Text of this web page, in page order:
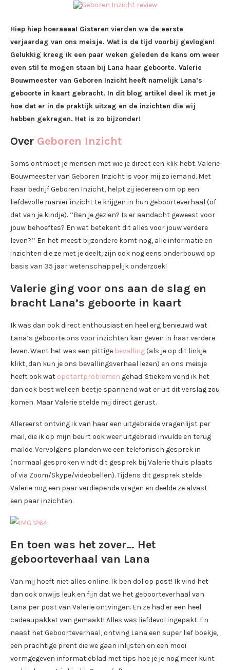
Hiep hiep hoeraaaa! Gisteren vierden we de eerste
verjaardag van ons meisje. Wat is de tijd voorbij gevlogen!
Gelukkig kreeg ik een paar weken geleden de kans om weer
even stil te mogen staan bij Lana haar geboorte. Valerie
Bouwmeester van Geboren Inzicht heeft namelijk Lana’s
geboorte in kaart gebracht. In dit blog artikel deel ik met je
hoe dat er in de praktijk uitzag en de inzichten die wij
hebben gekregen. Het is zo bijzonder!
Over Geboren Inzicht
Soms ontmoet je mensen met wie je direct een klik hebt. Valerie
Bouwmeester van Geboren Inzicht is voor mij zo iemand. Met
haar bedrijf Geboren Inzicht, helpt zij iedereen om op een
liefdevolle manier inzicht te krijgen in hun geboorteverhaal (of
dat van je kindje). ‘’Ben je gezien? Is er aandacht geweest voor
jouw behoeftes? En wat betekent dit alles voor jouw verdere
leven?’’ En het meest bijzondere komt nog, alle informatie en
inzichten die ze met je deelt, zijn ook nog eens onderbouwd op
basis van 35 jaar wetenschappelijk onderzoek!
Valerie ging voor ons aan de slag en
bracht Lana’s geboorte in kaart
Ik was dan ook direct enthousiast en heel erg benieuwd wat
Lana’s geboorte ons voor inzichten kan geven in haar verdere
leven. Want het was een pittige bevalling(als je op dit linkje
klikt, dan kun je ons bevallingsverhaal lezen) en ons meisje
heeft ook wat opstartproblemen gehad. Stiekem vond ik het
dan ook best wel een beetje spannend wat er uit dit verslag zou
komen. Maar Valerie stelde mij direct gerust.
Allereerst ontving ik van haar een uitgebreide vragenlijst per
mail, die ik op mijn beurt ook weer uitgebreid invulde en terug
mailde. Vervolgens planden we een telefonisch gesprek in
(normaal gesproken vindt dit gesprek bij Valerie thuis plaats
of via Zoom/Skype/videobellen). Tijdens dit gesprek stelde
Valerie nog een paar verdiepende vragen en deelde ze alvast
een paar inzichten.
En toen was het zover… Het
geboorteverhaal van Lana
Van mij hoeft niet alles online. Ik ben dol op post! Ik vind het
dan ook onwijs leuk en fijn dat we het geboorteverhaal van
Lana per post van Valerie ontvingen. En ze had er een heel
cadeaupakket van gemaakt! Alles was liefdevol ingepakt. En
naast het Geboorteverhaal, ontving Lana een super lief boekje,
een prachtige prent die we gaan inlijsten en een mooi
vormgegeven informatieblad met tips hoe je je nog meer kunt